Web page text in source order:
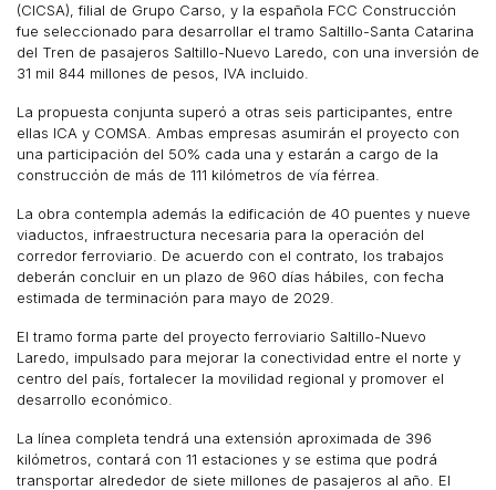
(CICSA), filial de Grupo Carso, y la española FCC Construcción
fue seleccionado para desarrollar el tramo Saltillo-Santa Catarina
del Tren de pasajeros Saltillo-Nuevo Laredo, con una inversión de
31 mil 844 millones de pesos, IVA incluido.
La propuesta conjunta superó a otras seis participantes, entre
ellas ICA y COMSA. Ambas empresas asumirán el proyecto con
una participación del 50% cada una y estarán a cargo de la
construcción de más de 111 kilómetros de vía férrea.
La obra contempla además la edificación de 40 puentes y nueve
viaductos, infraestructura necesaria para la operación del
corredor ferroviario. De acuerdo con el contrato, los trabajos
deberán concluir en un plazo de 960 días hábiles, con fecha
estimada de terminación para mayo de 2029.
El tramo forma parte del proyecto ferroviario Saltillo-Nuevo
Laredo, impulsado para mejorar la conectividad entre el norte y
centro del país, fortalecer la movilidad regional y promover el
desarrollo económico.
La línea completa tendrá una extensión aproximada de 396
kilómetros, contará con 11 estaciones y se estima que podrá
transportar alrededor de siete millones de pasajeros al año. El